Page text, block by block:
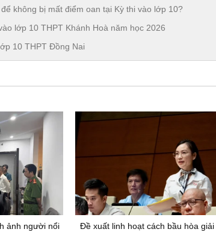
không bị mất điểm oan tại Kỳ thi vào lớp 10?
lớp 10 THPT Khánh Hoà năm học 2026
10 THPT Đồng Nai
ảnh người nổi
Đề xuất linh hoạt cách bầu hòa giải